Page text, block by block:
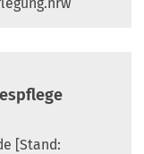
[Stand: